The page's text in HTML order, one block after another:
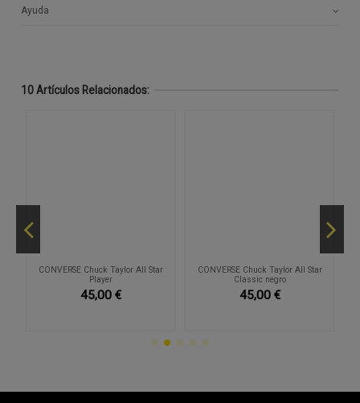
Ayuda
10 Artículos Relacionados:
CONVERSE Chuck Taylor All Star
Player
45,00 €
CONVERSE Chuck Taylor All Star
Classic negro
45,00 €